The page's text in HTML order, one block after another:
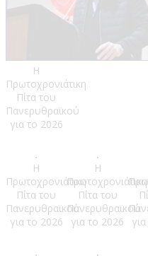
Η
Πρωτοχρονιάτικη
Πίτα του
Πανερυθραϊκού
για το 2026
Η
Πρωτοχρονιάτικη
Πίτα του
Πανερυθραϊκού
για το 2026
Η
Πρωτοχρονιάτικη
Πίτα του
Πανερυθραϊκού
για το 2026